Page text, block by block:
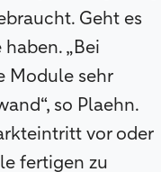
Geht es
„Bei
Module sehr
so Plaehn.
vor oder
fertigen zu